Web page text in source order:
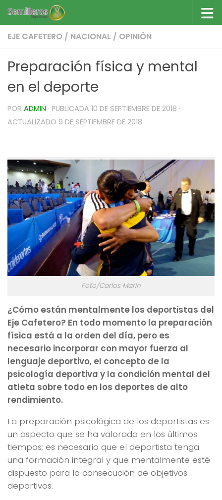
Saltar al contenido
EJE CAFETERO / NACIONAL / OPINIÓN
Preparación física y mental
en el deporte
POR ADMIN · PUBLICADA 10 DE SEPTIEMBRE DE 2018 ·
ACTUALIZADO 9 DE SEPTIEMBRE DE 2018
Foto/Carlos Marín
¿Cómo están mentalmente los deportistas del
Eje Cafetero? En todo momento la preparación
física está a la orden del día, pero es
necesario incorporar con mayor fuerza al
lenguaje deportivo, el concepto de la
psicología deportiva y la condición mental del
atleta sobre todo en los deportes de alto
rendimiento.
La preparación psicológica de los deportistas es
un aspecto que se ha valorado en los últimos
tiempos; es necesario que el deportista tenga
una formación integral y que mentalmente esté
dispuesto para la consecución de objetivos
deportivos.